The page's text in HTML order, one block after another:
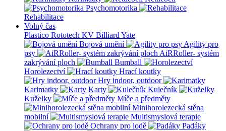
Psychomotorika
Rehabilitace
Volný čas
Plastico Rototech KV Billiard Yate
Bojová umění
Agility pro
psy
AiRRoller- systém
zakrývání ploch
Bumball
Horolezectví
Hrací koutky
Hry indoor, outdoor
Karimatky
Karty
Kulečník
Kuželky
Míče a předměty
Minihorolezecká stěna
mobilní
Multismyslová terapie
Ochrany pro lodě
Padáky